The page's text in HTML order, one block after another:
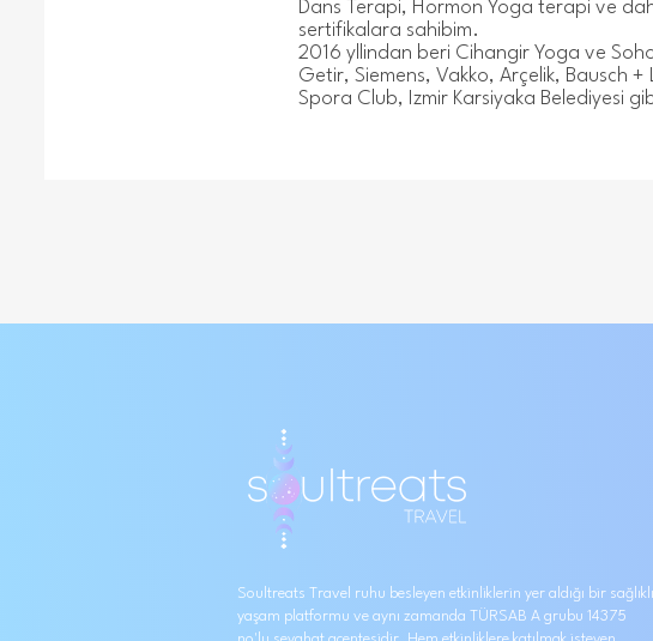
Dans Terapi, Hormon Yoga terapi ve
sertifikalara sahibim.
2016 yllindan beri Cihangir Yoga ve
Getir, Siemens, Vakko, Arçelik, Bausch
Spora Club, Izmir Karsiyaka Belediyesi
Soultreats Travel ruhu besleyen etkinliklerin yer aldığı bir sağlıklı
yaşam platformu ve aynı zamanda TÜRSAB A grubu 14375